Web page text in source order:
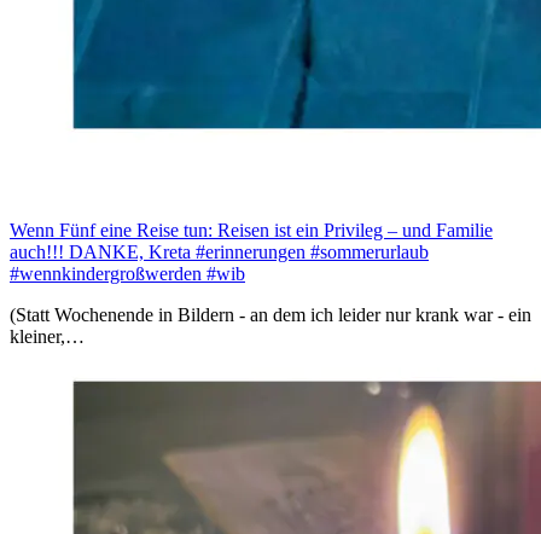
Wenn Fünf eine Reise tun: Reisen ist ein Privileg – und Familie
auch!!! DANKE, Kreta #erinnerungen #sommerurlaub
#wennkindergroßwerden #wib
(Statt Wochenende in Bildern - an dem ich leider nur krank war - ein
kleiner,…